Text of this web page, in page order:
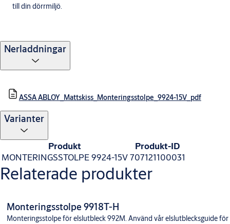
till din dörrmiljö.
Nerladdningar
ASSA ABLOY_Mattskiss_Monteringsstolpe_9924-15V_pdf
Varianter
Produkt
Produkt-ID
MONTERINGSSTOLPE 9924-15V707121100031
Relaterade produkter
Monteringsstolpe 9918T-H
Monteringsstolpe för elslutbleck 992M. Använd vår elslutblecksguide för